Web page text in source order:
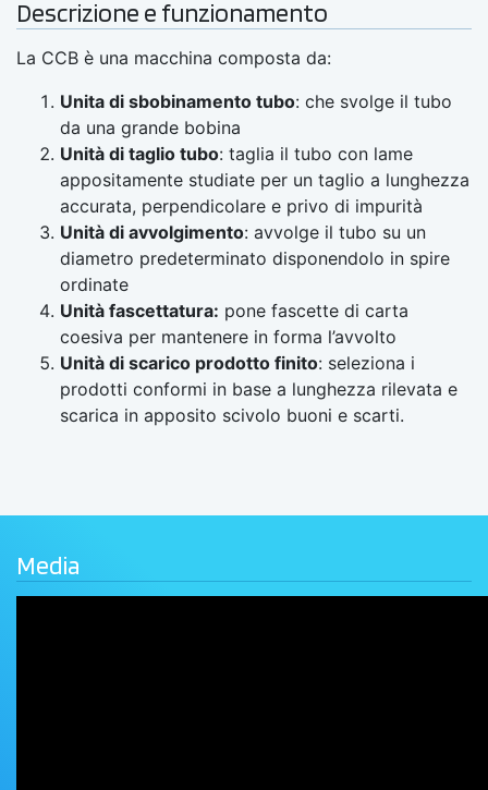
Descrizione e funzionamento
La CCB è una macchina composta da:
Unita di sbobinamento tubo: che svolge il tubo
da una grande bobina
Unità di taglio tubo: taglia il tubo con lame
appositamente studiate per un taglio a lunghezza
accurata, perpendicolare e privo di impurità
Unità di avvolgimento: avvolge il tubo su un
diametro predeterminato disponendolo in spire
ordinate
Unità fascettatura: pone fascette di carta
coesiva per mantenere in forma l’avvolto
Unità di scarico prodotto finito: seleziona i
prodotti conformi in base a lunghezza rilevata e
scarica in apposito scivolo buoni e scarti.
Media